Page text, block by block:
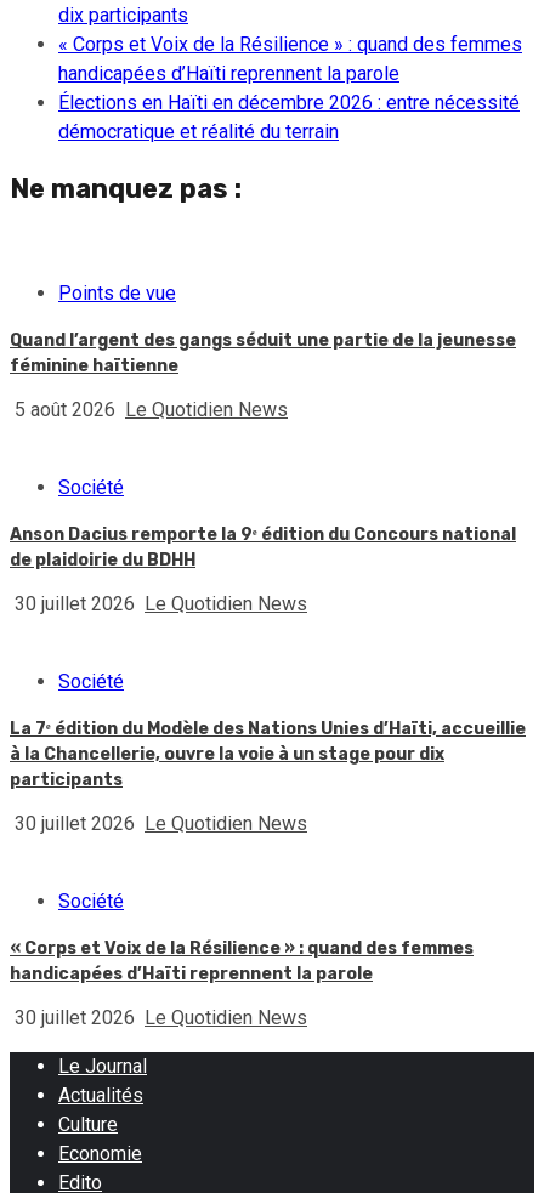
dix participants
« Corps et Voix de la Résilience » : quand des femmes
handicapées d’Haïti reprennent la parole
Élections en Haïti en décembre 2026 : entre nécessité
démocratique et réalité du terrain
Ne manquez pas :
Points de vue
Quand l’argent des gangs séduit une partie de la jeunesse
féminine haïtienne
5 août 2026 Le Quotidien News
Société
Anson Dacius remporte la 9ᵉ édition du Concours national
de plaidoirie du BDHH
30 juillet 2026 Le Quotidien News
Société
La 7ᵉ édition du Modèle des Nations Unies d’Haïti, accueillie
à la Chancellerie, ouvre la voie à un stage pour dix
participants
30 juillet 2026 Le Quotidien News
Société
« Corps et Voix de la Résilience » : quand des femmes
handicapées d’Haïti reprennent la parole
30 juillet 2026 Le Quotidien News
Le Journal
Actualités
Culture
Economie
Edito